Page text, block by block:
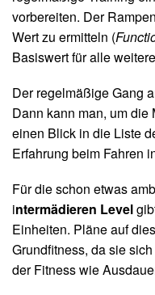
vorbereiten. Der
Wert zu ermitteln (
Basiswert für alle
Der regelmäßige Gang
Dann kann man, um die
einen Blick in die Liste
Erfahrung beim Fahren
Für die schon etwas
intermädieren Level
Einheiten. Pläne auf
Grundfitness, da sie
der Fitness wie